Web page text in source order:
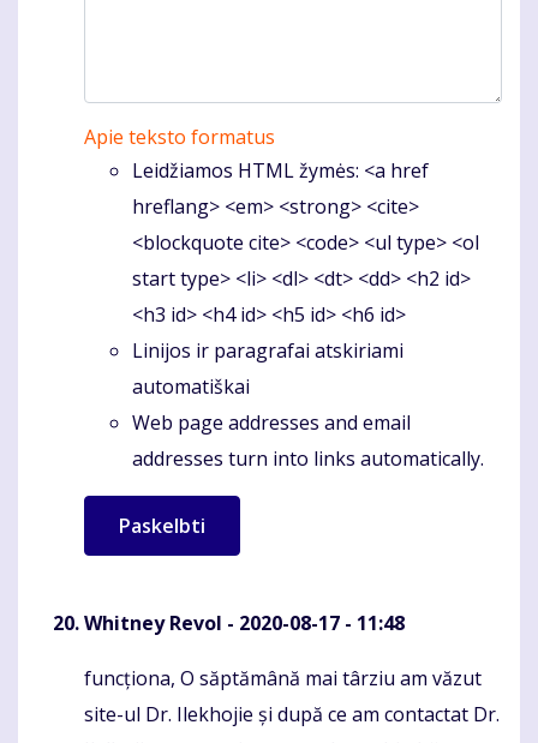
Apie teksto formatus
Leidžiamos HTML žymės: <a href
hreflang> <em> <strong> <cite>
<blockquote cite> <code> <ul type> <ol
start type> <li> <dl> <dt> <dd> <h2 id>
<h3 id> <h4 id> <h5 id> <h6 id>
Linijos ir paragrafai atskiriami
automatiškai
Web page addresses and email
addresses turn into links automatically.
Whitney Revol - 2020-08-17 - 11:48
Komentaras
funcționa, O săptămână mai târziu am văzut
site-ul Dr. Ilekhojie și după ce am contactat Dr.